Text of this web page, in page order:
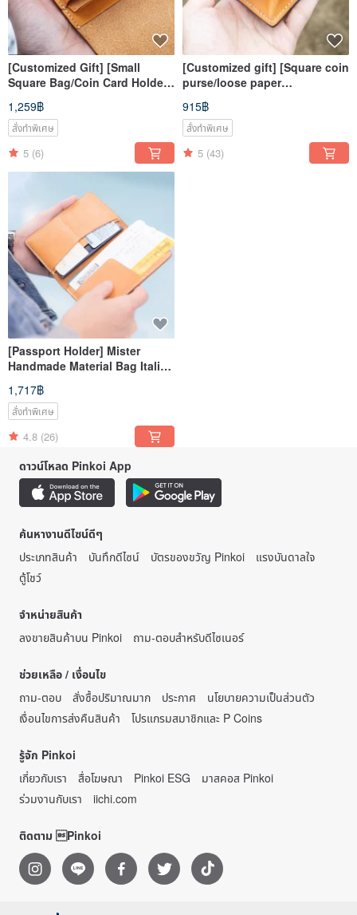
[Customized Gift] [Small
Square Bag/Coin Card Holder]
Mister Handmade Material Bag
1,259฿
สั่งทำพิเศษ
5 (6)
[Customized gift] [Square coin
purse/loose paper
bag/horseshoe bag] MISTER
hand-made material bag
915฿
สั่งทำพิเศษ
5 (43)
[Passport Holder] Mister
Handmade Material Bag Italian
Vegetable Tanned Cowhide
Customized Lettering
1,717฿
สั่งทำพิเศษ
4.8 (26)
ดาวน์โหลด Pinkoi App
ค้นหางานดีไซน์ดีๆ
ประเภทสินค้า
บันทึกดีไซน์ บัตรของขวัญ Pinkoi
แรงบันดาลใจ
ตู้โชว์
จำหน่ายสินค้า
ลงขายสินค้าบน Pinkoi
ถาม-ตอบสำหรับดีไซเนอร์
ช่วยเหลือ / เงื่อนไข
ถาม-ตอบ
สั่งซื้อปริมาณมาก ประกาศ
นโยบายความเป็นส่วนตัว
เงื่อนไขการส่งคืนสินค้า
โปรแกรมสมาชิกและ P Coins
รู้จัก Pinkoi
เกี่ยวกับเรา
สื่อโฆษณา Pinkoi ESG
มาสคอส Pinkoi
ร่วมงานกับเรา
iichi.com
ติดตาม Pinkoi